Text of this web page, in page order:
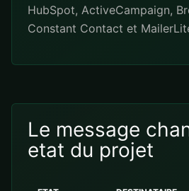
HubSpot, ActiveCampaign,
Constant Contact et
Le message
etat du projet